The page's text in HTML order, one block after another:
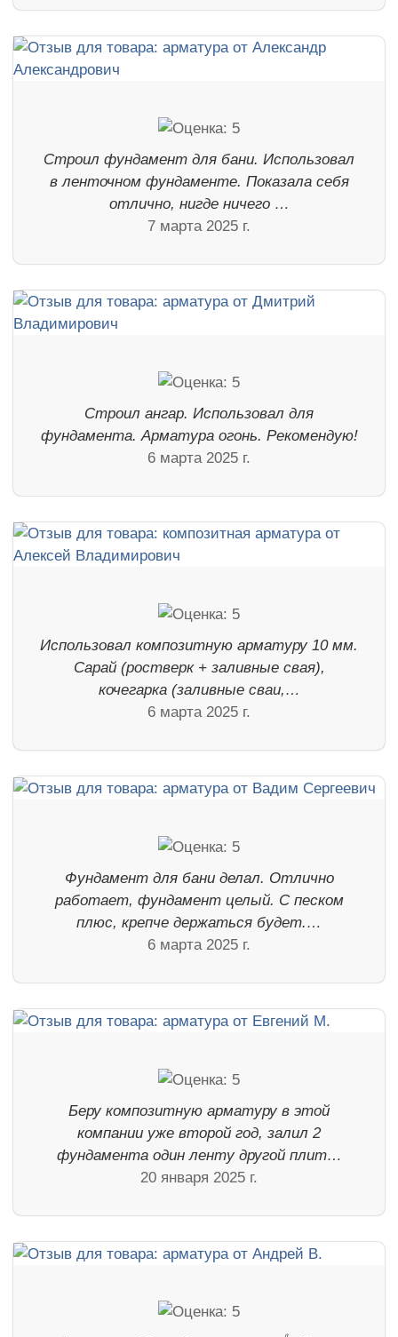
Строил фундамент для бани. Использовал
в ленточном фундаменте. Показала себя
отлично, нигде ничего …
7 марта 2025 г.
Строил ангар. Использовал для
фундамента. Арматура огонь. Рекомендую!
6 марта 2025 г.
Использовал композитную арматуру 10 мм.
Сарай (ростверк + заливные свая),
кочегарка (заливные сваи,…
6 марта 2025 г.
Фундамент для бани делал. Отлично
работает, фундамент целый. С песком
плюс, крепче держаться будет.…
6 марта 2025 г.
Беру композитную арматуру в этой
компании уже второй год, залил 2
фундамента один ленту другой плит…
20 января 2025 г.